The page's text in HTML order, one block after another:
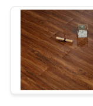
POLITIKASI